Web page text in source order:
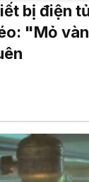
bị điện
"Mỏ